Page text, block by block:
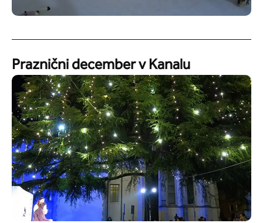
Praznični december v Kanalu